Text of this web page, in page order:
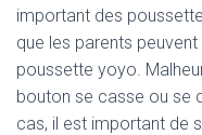
important des
que les parents
poussette yoyo.
bouton se casse ou se
cas, il est important de